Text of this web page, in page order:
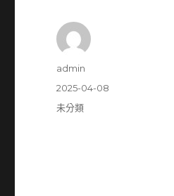
作
admin
發
佈
2025-04-08
分
未分類